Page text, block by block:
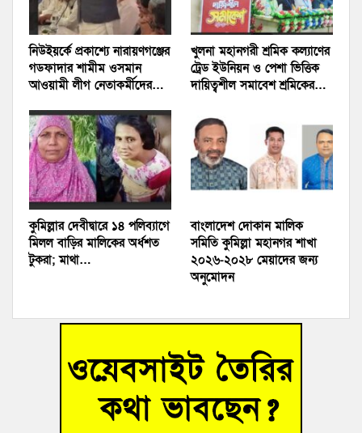
নিউইয়র্কে প্রকাশ্যে নারায়ণগঞ্জের
গডফাদার শামীম ওসমান
আওয়ামী লীগ নেতাকর্মীদের…
খুলনা মহানগরী শ্রমিক কল্যাণের
ট্রেড ইউনিয়ন ও পেশা ভিত্তিক
দায়িত্বশীল সমাবেশ শ্রমিকের…
কুমিল্লার দেবীদ্বারে ১৪ পলিব‍্যাগে
মিলল বাড়ির মালিকের অর্ধশত
টুকরা; মাথা…
বাংলাদেশ দোকান মালিক
সমিতি কুমিল্লা মহানগর শাখা
২০২৬-২০২৮ মেয়াদের জন্য
অনুমোদন